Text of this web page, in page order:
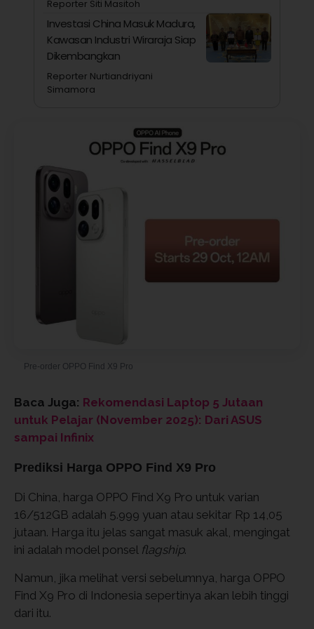
Reporter Siti Masitoh
Investasi China Masuk Madura,
Kawasan Industri Wiraraja Siap
Dikembangkan
Reporter Nurtiandriyani
Simamora
Pre-order OPPO Find X9 Pro
Baca Juga: Rekomendasi Laptop 5 Jutaan
untuk Pelajar (November 2025): Dari ASUS
sampai Infinix
Prediksi Harga OPPO Find X9 Pro
Di China, harga OPPO Find X9 Pro untuk varian
16/512GB adalah 5.999 yuan atau sekitar Rp 14,05
jutaan. Harga itu jelas sangat masuk akal, mengingat
ini adalah model ponsel flagship.
Namun, jika melihat versi sebelumnya, harga OPPO
Find X9 Pro di Indonesia sepertinya akan lebih tinggi
dari itu.